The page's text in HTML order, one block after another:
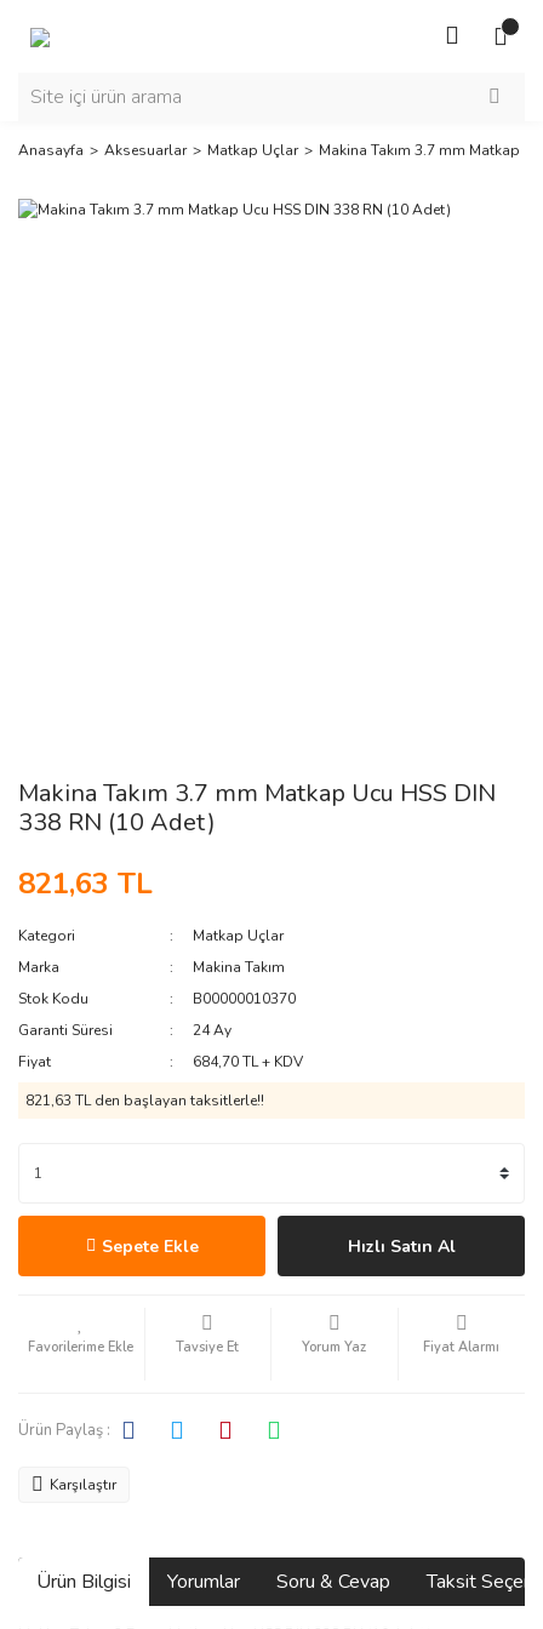
Anasayfa Aksesuarlar Matkap Uçlar Makina Takım 3.7 mm Matkap
Makina Takım 3.7 mm Matkap Ucu HSS DIN
338 RN (10 Adet)
821,63 TL
Kategori
Matkap Uçlar
Marka
Makina Takım
Stok Kodu
B00000010370
Garanti Süresi
24 Ay
Fiyat
684,70 TL + KDV
821,63 TL den başlayan taksitlerle!!
Sepete Ekle Hızlı Satın Al
Tavsiye Et Yorum Yaz Fiyat Alarmı
Ürün Paylaş :
Karşılaştır
Ürün Bilgisi Yorumlar Soru & Cevap Taksit